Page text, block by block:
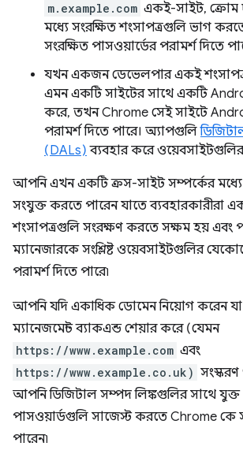
m.example.com একই-সাইট, ক্রোম
মধ্যে সংরক্ষিত শংসাপত্রগুলি ভাগ
সংরক্ষিত পাসওয়ার্ডের পরামর্শ দিতে
যখন একজন ডেভেলপার একই
এমন একটি সাইটের সাথে একটি
করে, তখন Chrome সেই সাইটে
পরামর্শ দিতে পারে। অ্যাপগুলি
(DALs) ব্যবহার করে
আপনি এখন একটি ক্রস-সাইট সম্পর্কের
সংযুক্ত করতে পারেন যাতে ব্যবহারকারীরা
শংসাপত্রগুলি সংরক্ষণ করতে সক্ষম হয় এবং
ম্যানেজারকে সংশ্লিষ্ট ওয়েবসাইটগুলির
পরামর্শ দিতে পারে৷
আপনি যদি একাধিক ডোমেন নিয়োগ করেন
ম্যানেজমেন্ট ব্যাকএন্ড শেয়ার করে (যেমন
https://www.example.com এবং
https://www.example.co.uk)
আপনি ডিজিটাল সম্পদ লিঙ্কগুলির সাথে যুক্ত
পাসওয়ার্ডগুলি সাজেস্ট করতে Chrome কে
পারেন৷